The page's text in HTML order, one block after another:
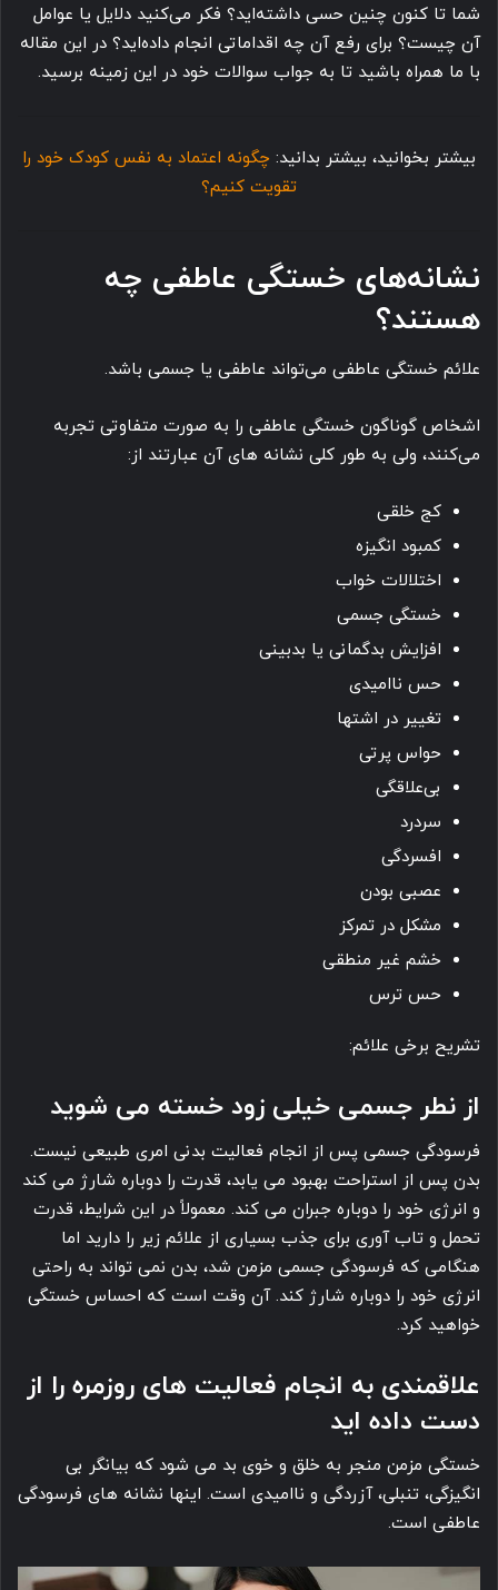
شما تا کنون چنین حسی داشته‌اید؟ فکر می‌کنید دلایل یا عوامل
آن چیست؟ برای رفع آن چه اقداماتی انجام داده‌اید؟ در این مقاله
با ما همراه باشید تا به جواب سوالات خود در این زمینه برسید.
بیشتر بخوانید، بیشتر بدانید: چگونه اعتماد به نفس کودک خود را
تقویت کنیم؟
نشانه‌های خستگی عاطفی چه
هستند؟
علائم خستگی عاطفی می‌تواند عاطفی یا جسمی باشد.
اشخاص گوناگون خستگی عاطفی را به صورت متفاوتی تجربه
می‌کنند، ولی به طور کلی نشانه های آن عبارتند از:
کج خلقی
کمبود انگیزه
اختلالات خواب
خستگی جسمی
افزایش بدگمانی یا بدبینی
حس ناامیدی
تغییر در اشتها
حواس پرتی
بی‌علاقگی
سردرد
افسردگی
عصبی بودن
مشکل در تمرکز
خشم غیر منطقی
حس ترس
تشریح برخی علائم:
از نطر جسمی خیلی زود خسته می شوید
فرسودگی جسمی پس از انجام فعالیت بدنی امری طبیعی نیست.
بدن پس از استراحت بهبود می یابد، قدرت را دوباره شارژ می کند
و انرژی خود را دوباره جبران می کند. معمولاً در این شرایط، قدرت
تحمل و تاب آوری برای جذب بسیاری از علائم زیر را دارید اما
هنگامی که فرسودگی جسمی مزمن شد، بدن نمی تواند به راحتی
انرژی خود را دوباره شارژ کند. آن وقت است که احساس خستگی
خواهید کرد.
علاقمندی به انجام فعالیت های روزمره را از
دست داده اید
خستگی مزمن منجر به خلق و خوی بد می شود که بیانگر بی
انگیزگی، تنبلی، آزردگی و ناامیدی است. اینها نشانه های فرسودگی
عاطفی است.